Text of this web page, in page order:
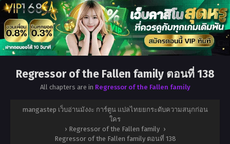
Regressor of the Fallen family ตอนที่ 138
All chapters are in Regressor of the Fallen family
mangastep เว็บอ่านมังงะ การ์ตูน แปลไทยยกระดับความสนุกก่อน
ใคร
› Regressor of the Fallen family ›
Regressor of the Fallen family ตอนที่ 138